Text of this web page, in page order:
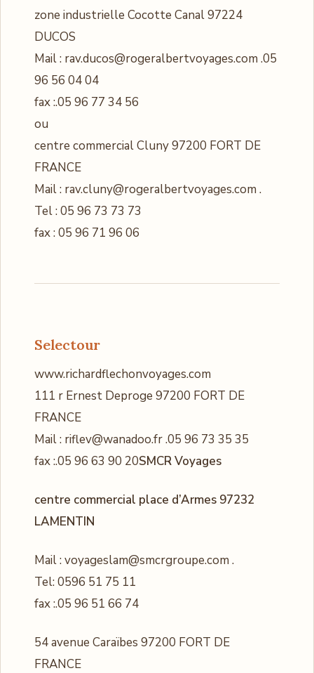
zone industrielle Cocotte Canal 97224
DUCOS
Mail : rav.ducos@rogeralbertvoyages.com .05
96 56 04 04
fax :.05 96 77 34 56
ou
centre commercial Cluny 97200 FORT DE
FRANCE
Mail : rav.cluny@rogeralbertvoyages.com .
Tel : 05 96 73 73 73
fax : 05 96 71 96 06
Selectour
www.richardflechonvoyages.com
111 r Ernest Deproge 97200 FORT DE
FRANCE
Mail : riflev@wanadoo.fr .05 96 73 35 35
fax :.05 96 63 90 20SMCR Voyages
centre commercial place d’Armes 97232
LAMENTIN
Mail : voyageslam@smcrgroupe.com .
Tel: 0596 51 75 11
fax :.05 96 51 66 74
54 avenue Caraïbes 97200 FORT DE
FRANCE